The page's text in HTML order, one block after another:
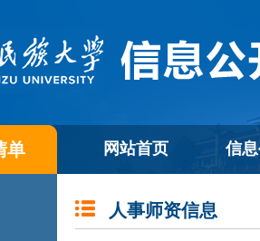
单 网站首页 信
人事师资信息